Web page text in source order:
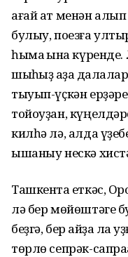
ағай ат менән алып
булыу, поезға
һымаҡ ҡына
шыҡһыҙ ҡаҙаҡ
тыуып-үҫкән
тойоуҙан,
килһә лә, алда
ышаныу нескә
Ташкентҡа еткәс,
лә бер мөйөштәге
беҙгә, бер ҡайҙа ла
төрлө сепрәк-